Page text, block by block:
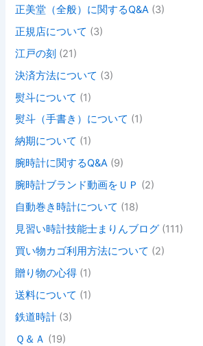
正美堂（全般）に関するQ&A (3)
正規店について (3)
江戸の刻 (21)
決済方法について (3)
熨斗について (1)
熨斗（手書き）について (1)
納期について (1)
腕時計に関するQ&A (9)
腕時計ブランド動画をＵＰ (2)
自動巻き時計について (18)
見習い時計技能士まりんブログ (111)
買い物カゴ利用方法について (2)
贈り物の心得 (1)
送料について (1)
鉄道時計 (3)
Ｑ＆Ａ (19)